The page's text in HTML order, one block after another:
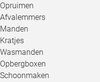
Opruimen
Afvalemmers
Manden
Kratjes
Wasmanden
Opbergboxen
Schoonmaken